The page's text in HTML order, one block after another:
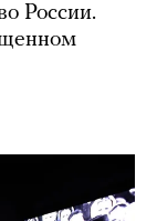
России.